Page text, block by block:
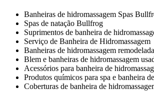
Banheiras de hidromassagem Spas
Spas de natação Bullfrog
Suprimentos de banheira de
Serviço de Banheira de Hidromassagem
Banheiras de hidromassagem
Blem e banheiras de hidromassagem
Acessórios para banheira de
Produtos químicos para spa e banheira
Coberturas de banheira de